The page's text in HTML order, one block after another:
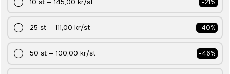
10 st — 145,00 kr/st -21%
25 st — 111,00 kr/st -40%
50 st — 100,00 kr/st -46%